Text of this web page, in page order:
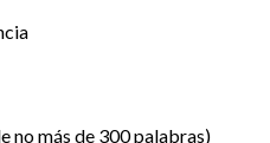
no más de 300 palabras)